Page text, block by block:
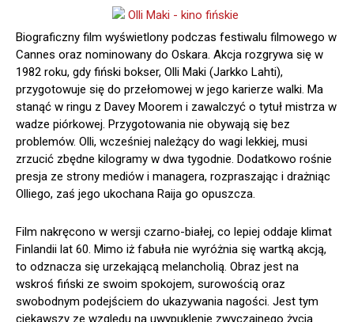
Biograficzny film wyświetlony podczas festiwalu filmowego w
Cannes oraz nominowany do Oskara. Akcja rozgrywa się w
1982 roku, gdy fiński bokser, Olli Maki (Jarkko Lahti),
przygotowuje się do przełomowej w jego karierze walki. Ma
stanąć w ringu z Davey Moorem i zawalczyć o tytuł mistrza w
wadze piórkowej. Przygotowania nie obywają się bez
problemów. Olli, wcześniej należący do wagi lekkiej, musi
zrzucić zbędne kilogramy w dwa tygodnie. Dodatkowo rośnie
presja ze strony mediów i managera, rozpraszając i drażniąc
Olliego, zaś jego ukochana Raija go opuszcza.
Film nakręcono w wersji czarno-białej, co lepiej oddaje klimat
Finlandii lat 60. Mimo iż fabuła nie wyróżnia się wartką akcją,
to odznacza się urzekającą melancholią. Obraz jest na
wskroś fiński ze swoim spokojem, surowością oraz
swobodnym podejściem do ukazywania nagości. Jest tym
ciekawszy ze względu na uwypuklenie zwyczajnego życia